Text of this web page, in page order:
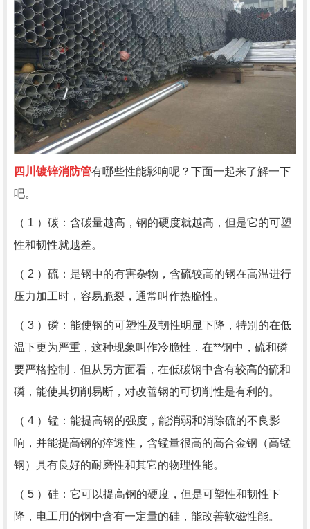
四川镀锌消防管有哪些性能影响呢？下面一起来了解一下
吧。
（ 1 ）碳：含碳量越高，钢的硬度就越高，但是它的可塑
性和韧性就越差。
（ 2 ）硫：是钢中的有害杂物，含硫较高的钢在高温进行
压力加工时，容易脆裂，通常叫作热脆性。
（ 3 ）磷：能使钢的可塑性及韧性明显下降，特别的在低
温下更为严重，这种现象叫作冷脆性．在**钢中，硫和磷
要严格控制．但从另方面看，在低碳钢中含有较高的硫和
磷，能使其切削易断，对改善钢的可切削性是有利的。
（ 4 ）锰：能提高钢的强度，能消弱和消除硫的不良影
响，并能提高钢的淬透性，含锰量很高的高合金钢（高锰
钢）具有良好的耐磨性和其它的物理性能。
（ 5 ）硅：它可以提高钢的硬度，但是可塑性和韧性下
降，电工用的钢中含有一定量的硅，能改善软磁性能。